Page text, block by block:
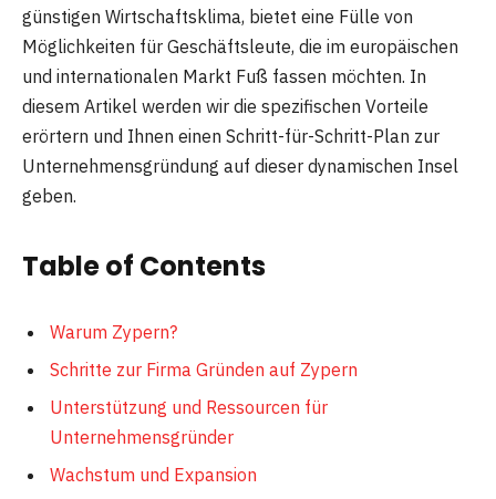
günstigen Wirtschaftsklima, bietet eine Fülle von
Möglichkeiten für Geschäftsleute, die im europäischen
und internationalen Markt Fuß fassen möchten. In
diesem Artikel werden wir die spezifischen Vorteile
erörtern und Ihnen einen Schritt-für-Schritt-Plan zur
Unternehmensgründung auf dieser dynamischen Insel
geben.
Table of Contents
Warum Zypern?
Schritte zur Firma Gründen auf Zypern
Unterstützung und Ressourcen für
Unternehmensgründer
Wachstum und Expansion